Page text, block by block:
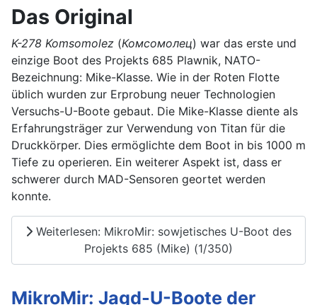
Das Original
K-278 Komsomolez (Комсомолец) war das erste und
einzige Boot des Projekts 685 Plawnik, NATO-
Bezeichnung: Mike-Klasse. Wie in der Roten Flotte
üblich wurden zur Erprobung neuer Technologien
Versuchs-U-Boote gebaut. Die Mike-Klasse diente als
Erfahrungsträger zur Verwendung von Titan für die
Druckkörper. Dies ermöglichte dem Boot in bis 1000 m
Tiefe zu operieren. Ein weiterer Aspekt ist, dass er
schwerer durch MAD-Sensoren geortet werden
konnte.
Weiterlesen: MikroMir: sowjetisches U-Boot des
Projekts 685 (Mike) (1/350)
MikroMir: Jagd-U-Boote der